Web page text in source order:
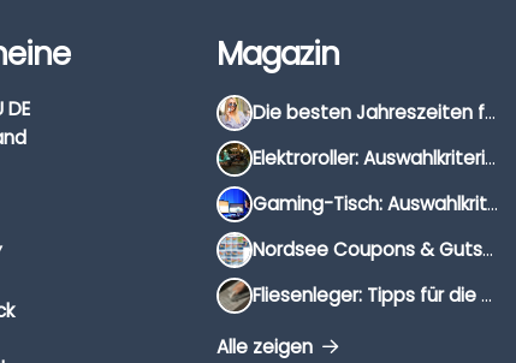
DE
Magazin
Die besten Jahreszeiten für Schnäppchenjäger
Elektroroller: Auswahlkriterien, Unterschiede & Tipps
Gaming-Tisch: Auswahlkriterien, Unterschiede & Tipps
Nordsee Coupons & Gutscheine 2026
Fliesenleger: Tipps für die Auswahl
Alle zeigen